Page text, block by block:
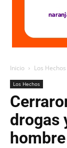
Inicio Los Hechos
Los Hechos
drogas